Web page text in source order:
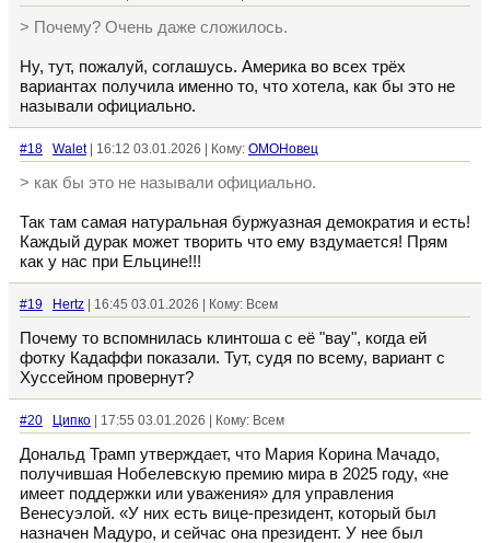
> Почему? Очень даже сложилось.
Ну, тут, пожалуй, соглашусь. Америка во всех трёх
вариантах получила именно то, что хотела, как бы это не
называли официально.
#18 Walet| 16:12 03.01.2026 | Кому: ОМОНовец
> как бы это не называли официально.
Так там самая натуральная буржуазная демократия и есть!
Каждый дурак может творить что ему вздумается! Прям
как у нас при Ельцине!!!
#19 Hertz | 16:45 03.01.2026 | Кому: Всем
Почему то вспомнилась клинтоша с её "вау", когда ей
фотку Кадаффи показали. Тут, судя по всему, вариант с
Хуссейном провернут?
#20 Ципко | 17:55 03.01.2026 | Кому: Всем
Дональд Трамп утверждает, что Мария Корина Мачадо,
получившая Нобелевскую премию мира в 2025 году, «не
имеет поддержки или уважения» для управления
Венесуэлой. «У них есть вице-президент, который был
назначен Мадуро, и сейчас она президент. У нее был